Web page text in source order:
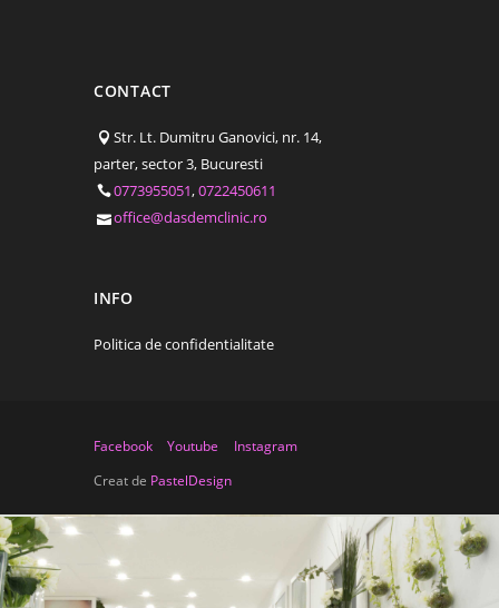
CONTACT
Str. Lt. Dumitru Ganovici, nr. 14,
parter, sector 3, Bucuresti
0773955051,0722450611
office@dasdemclinic.ro
INFO
Politica de confidentialitate
Facebook Youtube
Instagram
Creat de PastelDesign